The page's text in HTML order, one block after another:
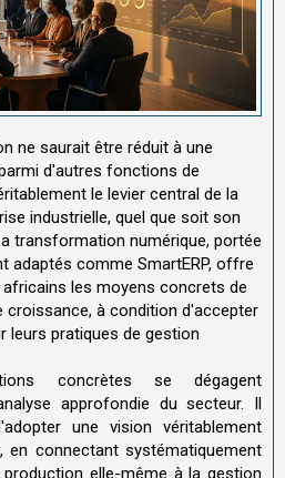
ne saurait être réduit à une
d'autres fonctions de
le levier central de la
industrielle, quel que soit son
transformation numérique, portée
adaptés comme SmartERP, offre
les moyens concrets de
croissance, à condition d'accepter
leurs pratiques de gestion
concrètes se dégagent
approfondie du secteur. Il
une vision véritablement
en connectant systématiquement
elle-même à la gestion